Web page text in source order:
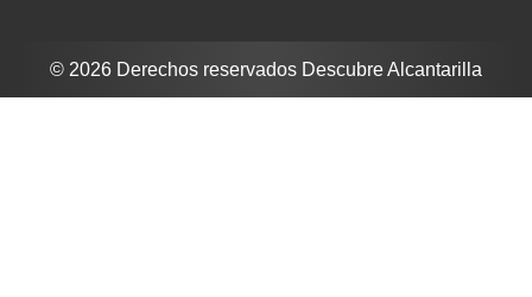
© 2026 Derechos reservados Descubre Alcantarilla